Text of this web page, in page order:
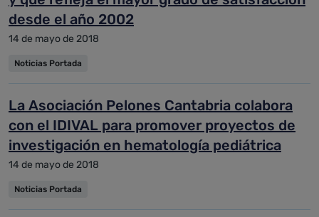
desde el año 2002
14 de mayo de 2018
Noticias Portada
La Asociación Pelones Cantabria colabora
con el IDIVAL para promover proyectos de
investigación en hematología pediátrica
14 de mayo de 2018
Noticias Portada